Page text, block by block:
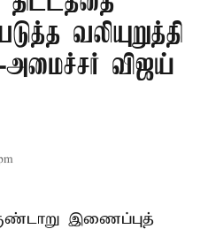
வலியுறுத்தி
அமைச்சர் விஜய்
இணைப்புத்